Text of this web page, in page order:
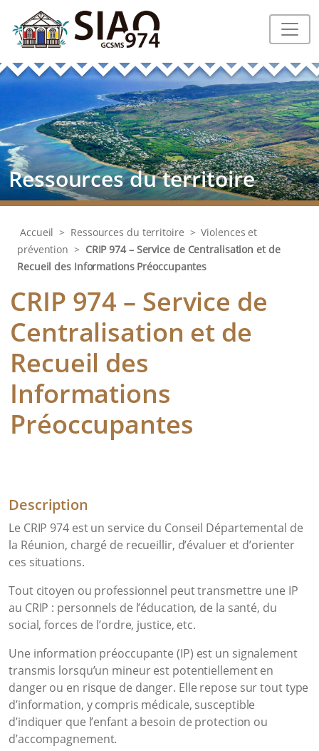
Ressources du territoire
Accueil > Ressources du territoire > Violences et
prévention > CRIP 974 – Service de Centralisation et de
Recueil des Informations Préoccupantes
CRIP 974 – Service de
Centralisation et de
Recueil des
Informations
Préoccupantes
Description
Le CRIP 974 est un service du Conseil Départemental de
la Réunion, chargé de recueillir, d’évaluer et d’orienter
ces situations.
Tout citoyen ou professionnel peut transmettre une IP
au CRIP : personnels de l’éducation, de la santé, du
social, forces de l’ordre, justice, etc.
Une information préoccupante (IP) est un signalement
transmis lorsqu’un mineur est potentiellement en
danger ou en risque de danger. Elle repose sur tout type
d’information, y compris médicale, susceptible
d’indiquer que l’enfant a besoin de protection ou
d’accompagnement.